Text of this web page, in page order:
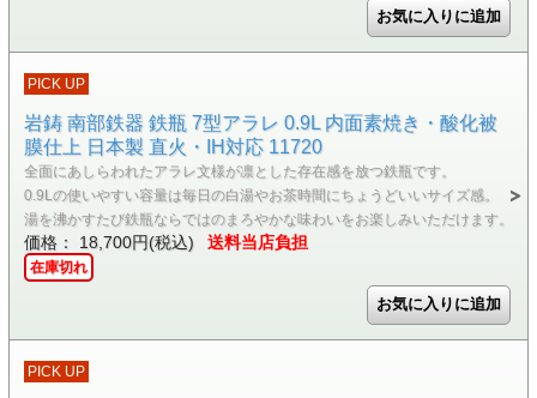
PICK UP
岩鋳 南部鉄器 鉄瓶 7型アラレ 0.9L 内面素焼き・酸化被
膜仕上 日本製 直火・IH対応 11720
全面にあしらわれたアラレ文様が凛とした存在感を放つ鉄瓶です。
0.9Lの使いやすい容量は毎日の白湯やお茶時間にちょうどいいサイズ感。
湯を沸かすたび鉄瓶ならではのまろやかな味わいをお楽しみいただけます。
価格： 18,700円(税込) 送料当店負担
在庫切れ
PICK UP